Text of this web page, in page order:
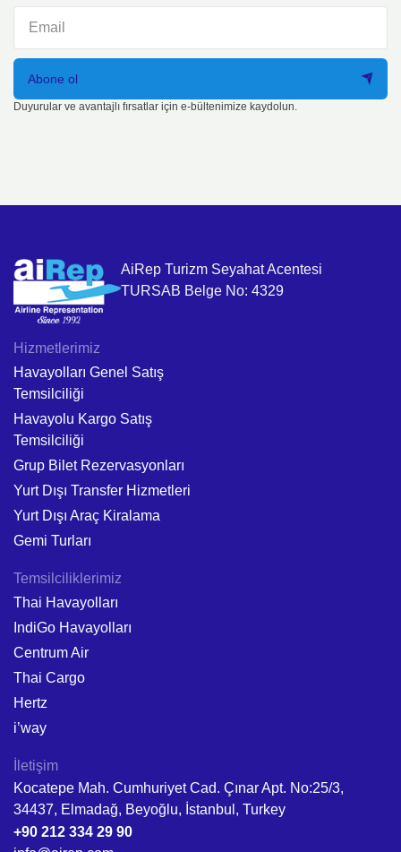
Abone ol
Duyurular ve avantajlı fırsatlar için e-bültenimize kaydolun.
AiRep Turizm Seyahat Acentesi
TURSAB Belge No: 4329
Hizmetlerimiz
Havayolları Genel Satış
Temsilciliği
Havayolu Kargo Satış
Temsilciliği
Grup Bilet Rezervasyonları
Yurt Dışı Transfer Hizmetleri
Yurt Dışı Araç Kiralama
Gemi Turları
Temsilciliklerimiz
Thai Havayolları
IndiGo Havayolları
Centrum Air
Thai Cargo
Hertz
i’way
İletişim
Kocatepe Mah. Cumhuriyet Cad. Çınar Apt. No:25/3,
34437, Elmadağ, Beyoğlu, İstanbul, Turkey
+90 212 334 29 90